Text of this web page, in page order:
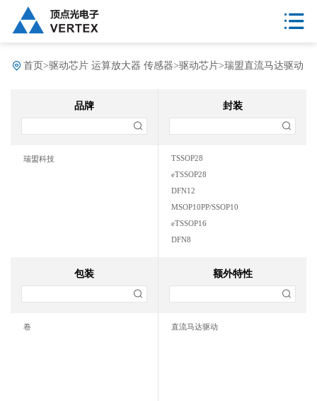
首页 >驱动芯片 运算放大器 传感器>驱动芯片>瑞盟直流马达驱动
品牌
瑞盟科技
封装
TSSOP28
eTSSOP28
DFN12
MSOP10PP/SSOP10
eTSSOP16
DFN8
SOP8
包装
卷
额外特性
直流马达驱动